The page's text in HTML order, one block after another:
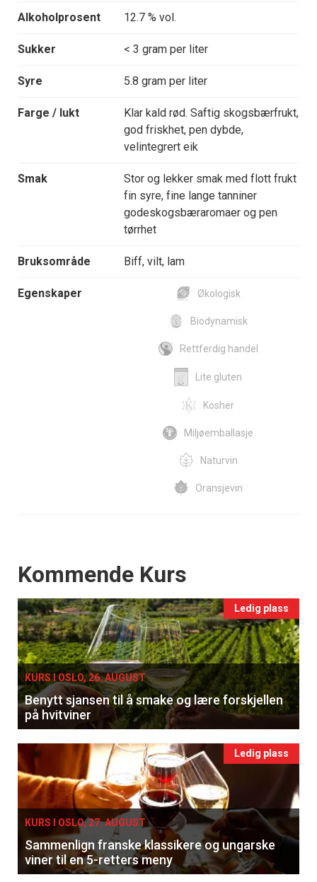
Alkoholprosent 12.7 % vol.
Sukker < 3 gram per liter
Syre 5.8 gram per liter
Farge / lukt
Klar kald rød. Saftig skogsbærfrukt,
god friskhet, pen dybde,
velintegrert eik
Smak
Stor og lekker smak med flott frukt
fin syre, fine lange tanniner
godeskogsbæraromaer og pen
tørrhet
Bruksområde Biff, vilt, lam
Egenskaper Økologisk
Biodynamisk
Rettferdig handel
Lite gluten
Kosher
Miljøemballasje
Naturvin
Oransjevin
Events
Kommende Kurs
Ledig plass
KURS I OSLO, 26. AUGUST
Benytt sjansen til å smake og lære forskjellen
på hvitviner
Ledig plass
KURS I OSLO, 27. AUGUST
Sammenlign franske klassikere og ungarske
viner til en 5-retters meny